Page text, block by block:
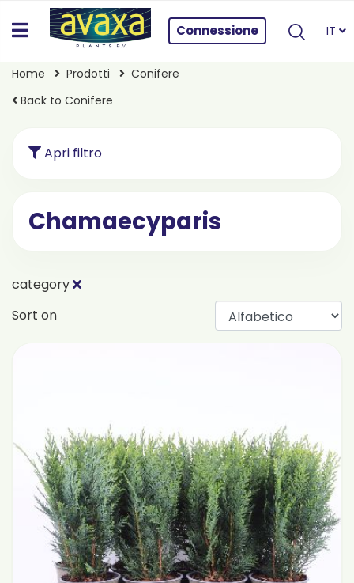
Connessione IT
Home Prodotti
Conifere
Back to Conifere
Apri filtro
Chamaecyparis
category
Sort on